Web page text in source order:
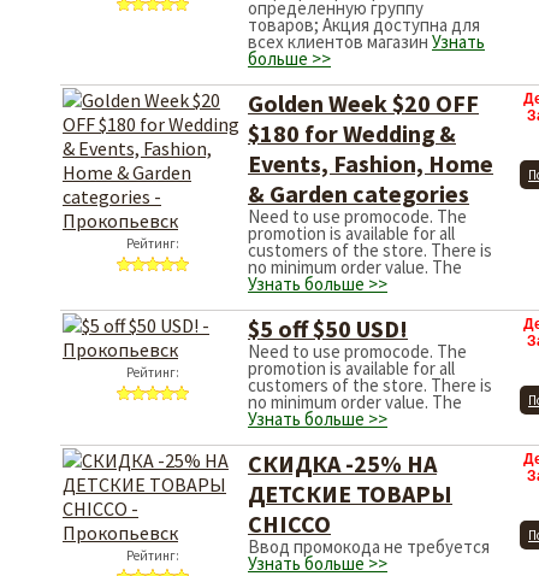
определенную группу
товаров; Акция доступна для
всех клиентов магазин Узнать
больше >>
Рейтинг:
Golden Week $20 OFF
$180 for Wedding &
Events, Fashion, Home
& Garden categories
Need to use promocode. The
promotion is available for all
customers of the store. There is
no minimum order value. The
Узнать больше >>
Рейтинг:
$5 off $50 USD!
Need to use promocode. The
promotion is available for all
customers of the store. There is
no minimum order value. The
Узнать больше >>
Рейтинг:
СКИДКА -25% НА
ДЕТСКИЕ ТОВАРЫ
CHICCO
Ввод промокода не требуется
Узнать больше >>